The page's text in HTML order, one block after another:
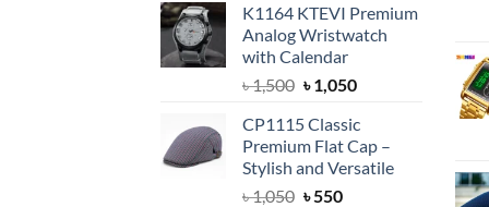
was:
৳ 1,500.
is:
৳ 1,050.
K1164 KTEVI Premium
Analog Wristwatch
with Calendar
৳1,500 Original
was:
৳ 1,500.
৳1,050Current
is:
৳ 1,050.
CP1115 Classic
Premium Flat Cap –
Stylish and Versatile
৳1,050 Original
৳550Current